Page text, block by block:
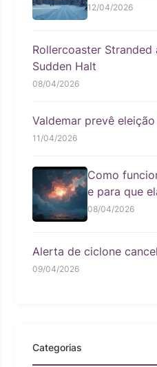
12/04/2026
Rollercoaster
Sudden Halt
08/04/2026
Valdemar prevê
11/04/2026
Como
e para que
08/04/2026
Alerta de ciclone
09/04/2026
Categorias